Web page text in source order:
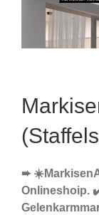
➨
Onlineshoip.